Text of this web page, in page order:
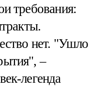
требования:
нет. "Ушло
–
легенда